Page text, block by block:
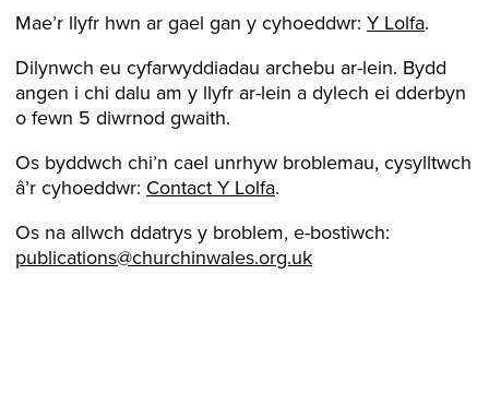
Mae’r llyfr hwn ar gael gan y cyhoeddwr: Y Lolfa.
Dilynwch eu cyfarwyddiadau archebu ar-lein. Bydd
angen i chi dalu am y llyfr ar-lein a dylech ei dderbyn
o fewn 5 diwrnod gwaith.
Os byddwch chi’n cael unrhyw broblemau, cysylltwch
â’r cyhoeddwr: Contact Y Lolfa.
Os na allwch ddatrys y broblem, e-bostiwch:
publications@churchinwales.org.uk